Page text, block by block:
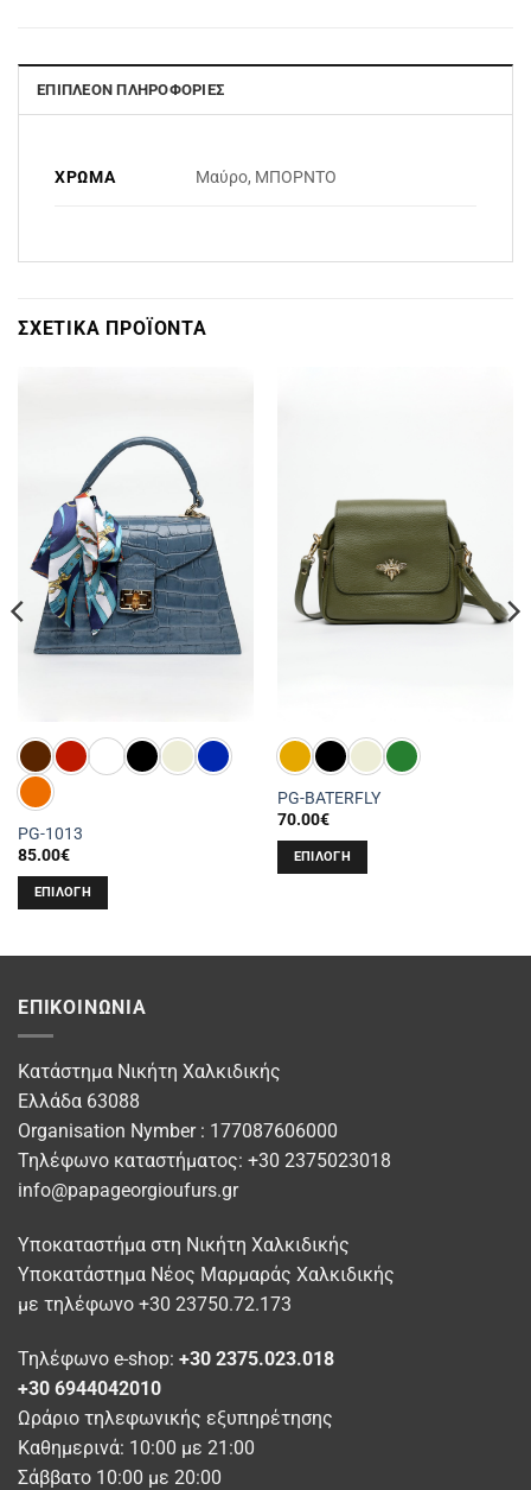
ΕΠΙΠΛΈΟΝ ΠΛΗΡΟΦΟΡΊΕΣ
ΧΡΏΜΑ Μαύρο, ΜΠΟΡΝΤΟ
ΣΧΕΤΙΚΆ ΠΡΟΪΌΝΤΑ
PG-1013
85.00€
ΕΠΙΛΟΓΉ
πολλαπλές
Οι
επιλογές
μπορούν
επιλεγούν
στη
του
προϊόντος
PG-BATERFLY
70.00€
ΕΠΙΛΟΓΉ
έχει
μπορούν
επιλεγούν
στη
προϊόντος
ΕΠΙΚΟΙΝΩΝΊΑ
Κατάστημα Νικήτη Χαλκιδικής
Ελλάδα 63088
Organisation Nymber : 177087606000
Τηλέφωνο καταστήματος: +30 2375023018
info@papageorgioufurs.gr
Υποκαταστήμα στη Νικήτη Χαλκιδικής
Υποκατάστημα Νέος Μαρμαράς Χαλκιδικής
με τηλέφωνο +30 23750.72.173
Τηλέφωνο e-shop: +30 2375.023.018
+30 6944042010
Ωράριο τηλεφωνικής εξυπηρέτησης
Καθημερινά: 10:00 με 21:00
Σάββατο 10:00 με 20:00